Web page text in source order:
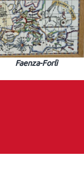
Faenza-Forlì